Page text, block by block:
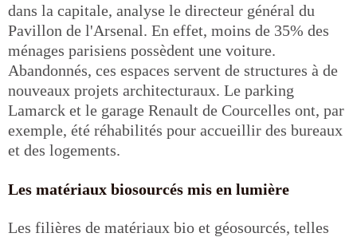
dans la capitale, analyse le directeur général du
Pavillon de l'Arsenal. En effet, moins de 35% des
ménages parisiens possèdent une voiture.
Abandonnés, ces espaces servent de structures à de
nouveaux projets architecturaux. Le parking
Lamarck et le garage Renault de Courcelles ont, par
exemple, été réhabilités pour accueillir des bureaux
et des logements.
Les matériaux biosourcés mis en lumière
Les filières de matériaux bio et géosourcés, telles